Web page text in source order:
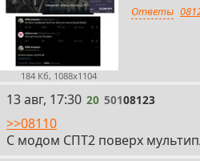
184 Кб, 1088x1104
Ответы
20
13 авг, 17:30 20 50108123
>>08110
С модом СПТ2 поверх